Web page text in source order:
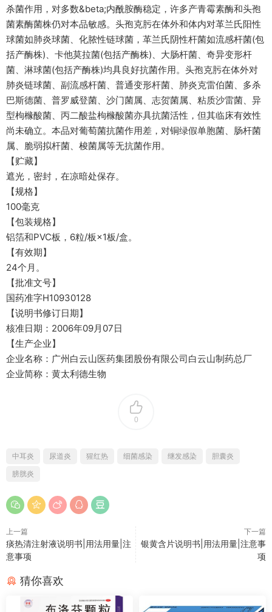
杀菌作用，对多数&beta;内酰胺酶稳定，许多产青霉素酶和头孢
菌素酶菌株仍对本品敏感。头孢克肟在体外和体内对革兰氏阳性
球菌如肺炎球菌、化脓性链球菌，革兰氏阴性杆菌如流感杆菌(包
括产酶株)、卡他莫拉菌(包括产酶株)、大肠杆菌、奇异变形杆
菌、淋球菌(包括产酶株)均具良好抗菌作用。头孢克肟在体外对
肺炎链球菌、副流感杆菌、普通变形杆菌、肺炎克雷伯菌、多杀
巴斯德菌、普罗威登菌、沙门菌属、志贺菌属、粘质沙雷菌、异
型枸橼酸菌、丙二酸盐枸橼酸菌亦具抗菌活性，但其临床有效性
尚未确立。本品对葡萄菌抗菌作用差，对铜绿假单胞菌、肠杆菌
属、脆弱拟杆菌、梭菌属等无抗菌作用。
【贮藏】
遮光，密封，在凉暗处保存。
【规格】
100毫克
【包装规格】
铝箔和PVC板，6粒/板×1板/盒。
【有效期】
24个月。
【批准文号】
国药准字H10930128
【说明书修订日期】
核准日期：2006年09月07日
【生产企业】
企业名称：广州白云山医药集团股份有限公司白云山制药总厂
企业简称：黄太利德生物
0
中耳炎 尿道炎 猩红热 细菌感染 继发感染
胆囊炎
膀胱炎
上一篇
痰热清注射液说明书|用法用量|注
意事项
下一篇
银黄含片说明书|用法用量|注意事
项
猜你喜欢